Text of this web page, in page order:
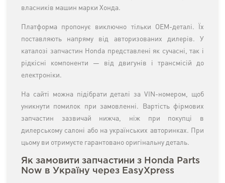
власників машин марки Хонда.
Платформа пропонує виключно тільки OEM-деталі. Їх
поставляють напряму від авторизованих дилерів. У
каталозі запчастин Honda представлені як сучасні, так і
рідкісні компоненти — від двигунів і трансмісій до
електроніки.
На сайті можна підібрати деталі за VIN-номером, щоб
уникнути помилок при замовленні. Вартість фірмових
запчастин зазвичай нижча, ніж при покупці в
дилерському салоні або на українських авторинках. При
цьому ви отримуєте гарантовано оригінальну деталь.
Як замовити запчастини з Honda Parts
Now в Україну через EasyXpress